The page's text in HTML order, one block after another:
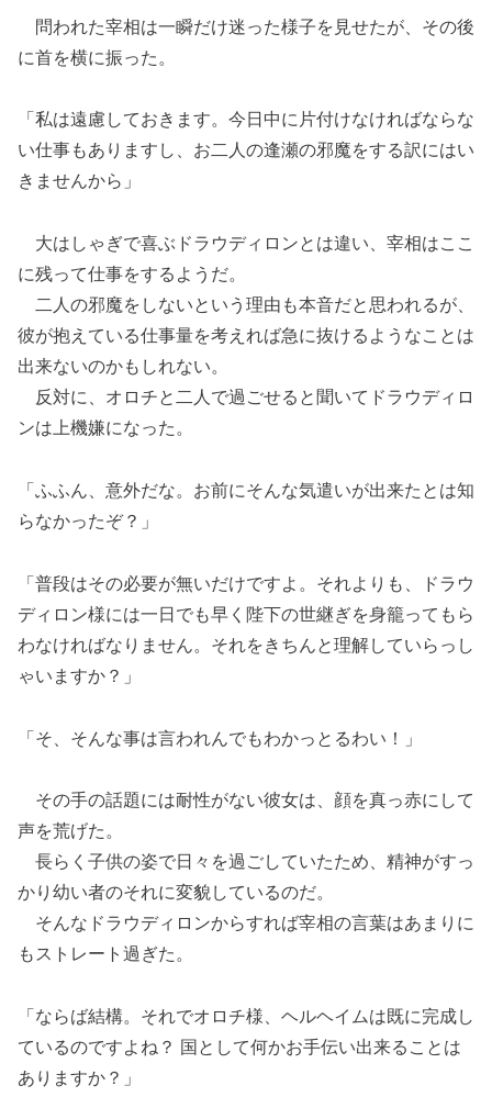
問われた宰相は一瞬だけ迷った様子を見せたが、その後
に首を横に振った。
「私は遠慮しておきます。今日中に片付けなければならな
い仕事もありますし、お二人の逢瀬の邪魔をする訳にはい
きませんから」
大はしゃぎで喜ぶドラウディロンとは違い、宰相はここ
に残って仕事をするようだ。
二人の邪魔をしないという理由も本音だと思われるが、
彼が抱えている仕事量を考えれば急に抜けるようなことは
出来ないのかもしれない。
反対に、オロチと二人で過ごせると聞いてドラウディロ
ンは上機嫌になった。
「ふふん、意外だな。お前にそんな気遣いが出来たとは知
らなかったぞ？」
「普段はその必要が無いだけですよ。それよりも、ドラウ
ディロン様には一日でも早く陛下の世継ぎを身籠ってもら
わなければなりません。それをきちんと理解していらっし
ゃいますか？」
「そ、そんな事は言われんでもわかっとるわい！」
その手の話題には耐性がない彼女は、顔を真っ赤にして
声を荒げた。
長らく子供の姿で日々を過ごしていたため、精神がすっ
かり幼い者のそれに変貌しているのだ。
そんなドラウディロンからすれば宰相の言葉はあまりに
もストレート過ぎた。
「ならば結構。それでオロチ様、ヘルヘイムは既に完成し
ているのですよね？ 国として何かお手伝い出来ることは
ありますか？」